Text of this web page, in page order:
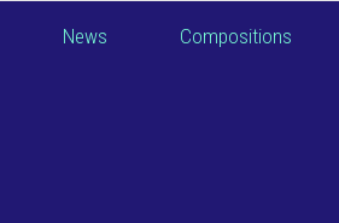
News Compositions